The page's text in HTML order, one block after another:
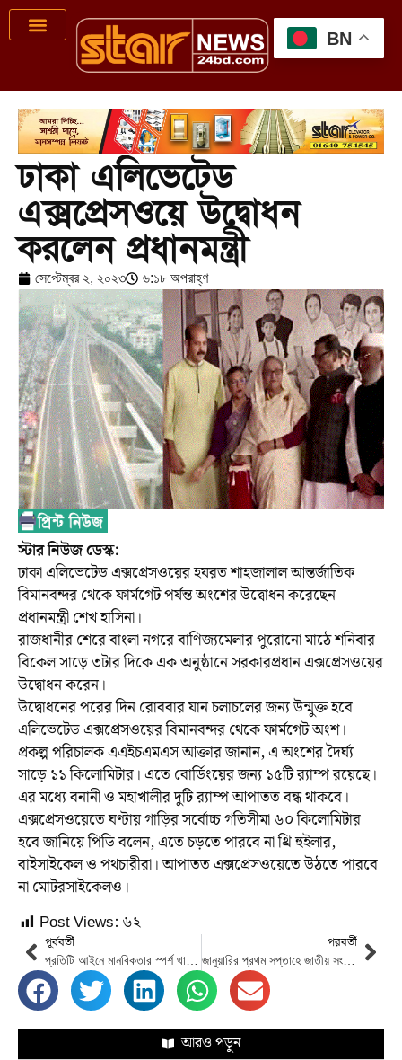
ঢাকা এলিভেটেড
এক্সপ্রেসওয়ে উদ্বোধন
করলেন প্রধানমন্ত্রী
সেপ্টেম্বর ২, ২০২৩ ৬:১৮ অপরাহ্ণ
স্টার নিউজ ডেস্ক:
ঢাকা এলিভেটেড এক্সপ্রেসওয়ের হযরত শাহজালাল আন্তর্জাতিক
বিমানবন্দর থেকে ফার্মগেট পর্যন্ত অংশের উদ্বোধন করেছেন
প্রধানমন্ত্রী শেখ হাসিনা।
রাজধানীর শেরে বাংলা নগরে বাণিজ্যমেলার পুরোনো মাঠে শনিবার
বিকেল সাড়ে ৩টার দিকে এক অনুষ্ঠানে সরকারপ্রধান এক্সপ্রেসওয়ের
উদ্বোধন করেন।
উদ্বোধনের পরের দিন রোববার যান চলাচলের জন্য উন্মুক্ত হবে
এলিভেটেড এক্সপ্রেসওয়ের বিমানবন্দর থেকে ফার্মগেট অংশ।
প্রকল্প পরিচালক এএইচএমএস আক্তার জানান, এ অংশের দৈর্ঘ্য
সাড়ে ১১ কিলোমিটার। এতে বোর্ডিংয়ের জন্য ১৫টি র‌্যাম্প রয়েছে।
এর মধ্যে বনানী ও মহাখালীর দুটি র‌্যাম্প আপাতত বন্ধ থাকবে।
এক্সপ্রেসওয়েতে ঘণ্টায় গাড়ির সর্বোচ্চ গতিসীমা ৬০ কিলোমিটার
হবে জানিয়ে পিডি বলেন, এতে চড়তে পারবে না থ্রি হুইলার,
বাইসাইকেল ও পথচারীরা। আপাতত এক্সপ্রেসওয়েতে উঠতে পারবে
না মোটরসাইকেলও।
Post Views: ৬২
পূর্ববর্তী
প্রতিটি আইনে মানবিকতার স্পর্শ থাকতে হবে, শেষ কার্যদিবসে প্রধান বিচারপতি
পরবর্তী
জানুয়ারির প্রথম সপ্তাহে জাতীয় সংসদ নির্বাচন: ইসি আনিছুর
আরও পড়ুন
BN